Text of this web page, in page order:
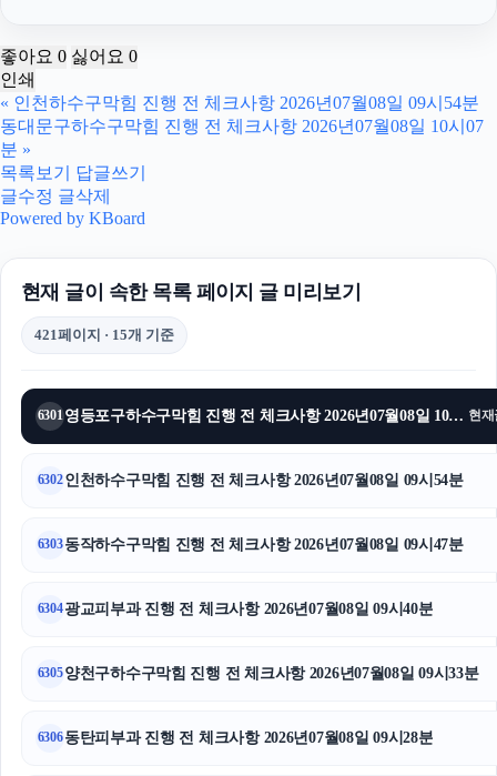
서초음주운전변호사
탐정사무소
의정부형사변호사
네이버 검색광고
흥신소
양육권
수원흥신소
좋아요 0 싫어요 0
인쇄
« 인천하수구막힘 진행 전 체크사항 2026년07월08일 09시54분
동대문구하수구막힘 진행 전 체크사항 2026년07월08일 10시07
분 »
목록보기
답글쓰기
글수정 글삭제
Powered by KBoard
현재 글이 속한 목록 페이지 글 미리보기
421페이지 · 15개 기준
6301 영등포구하수구막힘 진행 전 체크사항 2026년07월08일 10시00분 현재
6302인천하수구막힘 진행 전 체크사항 2026년07월08일 09시54분
6303동작하수구막힘 진행 전 체크사항 2026년07월08일 09시47분
6304광교피부과 진행 전 체크사항 2026년07월08일 09시40분
6305양천구하수구막힘 진행 전 체크사항 2026년07월08일 09시33분
6306동탄피부과 진행 전 체크사항 2026년07월08일 09시28분